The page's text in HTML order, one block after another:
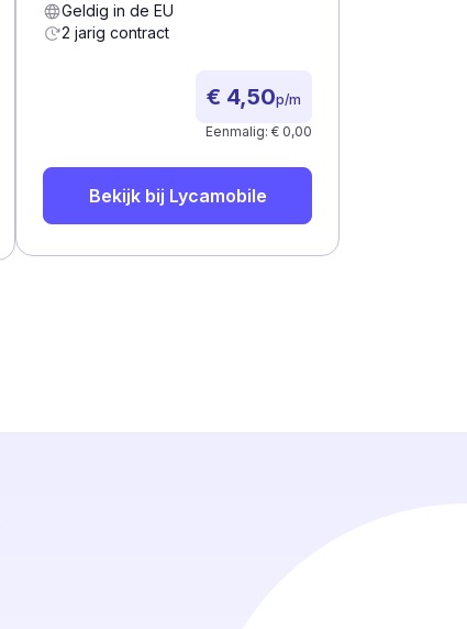
Geldig in de EU
2 jarig contract
€ 4,50p/m
Eenmalig: € 0,00
Bekijk bij Lycamobile